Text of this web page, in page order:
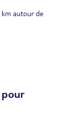
km autour de